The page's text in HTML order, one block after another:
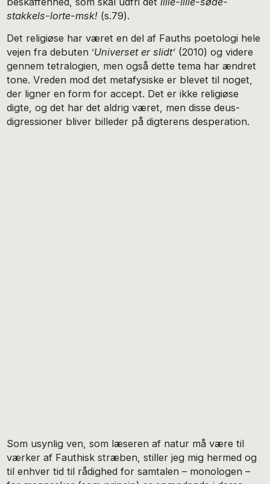
stakkels-lorte-msk! (s.79).
Det religiøse har været en del af Fauths poetologi hele
vejen fra debuten ’Universet er slidt’ (2010) og videre
gennem tetralogien, men også dette tema har ændret
tone. Vreden mod det metafysiske er blevet til noget,
der ligner en form for accept. Det er ikke religiøse
digte, og det har det aldrig været, men disse deus-
digressioner bliver billeder på digterens desperation.
Som usynlig ven, som læseren af natur må være til
værker af Fauthisk stræben, stiller jeg mig hermed og
til enhver tid til rådighed for samtalen – monologen –